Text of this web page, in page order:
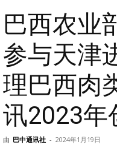
巴西农业
参与天津
理巴西肉
讯2023年
由 巴中通讯社 - 2024年1月19日